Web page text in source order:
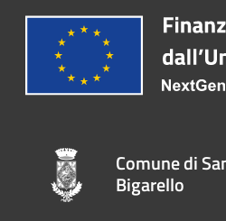
Comune di
Bigarello